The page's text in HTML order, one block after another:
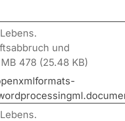
und
478 (25.48 KB)